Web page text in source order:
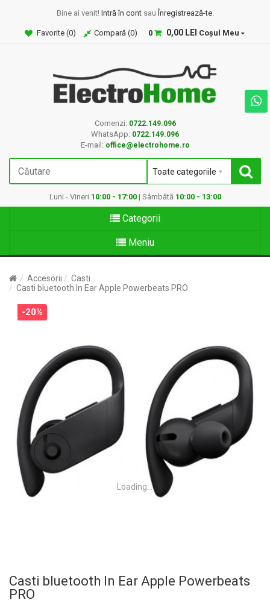
Bine ai venit! Intră în contsau Înregistrează-te.
Favorite (0) Compară (0) 0 0,00 LEI Coșul Meu
Comenzi: 0722.149.096
WhatsApp: 0722.149.096
E-mail: office@electrohome.ro
Luni - Vineri 10:00 - 17:00| Sâmbătă 10:00 - 13:00
Categorii
Meniu
Accesorii
Casti
Casti bluetooth In Ear Apple Powerbeats PRO
Loading...
-20%
Casti bluetooth In Ear Apple Powerbeats
PRO